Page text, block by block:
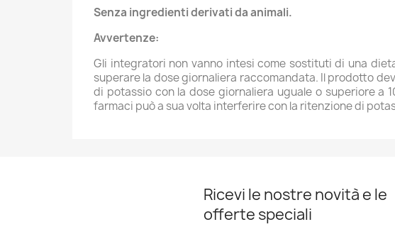
Senza ingredienti derivati da animali.
Avvertenze:
Gli integratori non vanno intesi come sostituti di una
superare la dose giornaliera raccomandata. Il prodotto
di potassio con la dose giornaliera uguale o superiore a
farmaci può a sua volta interferire con la ritenzione di
Ricevi le nostre novità e le
offerte speciali